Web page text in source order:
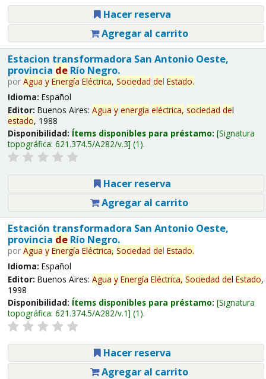
Hacer reserva
Agregar al carrito
Estacion transformadora San Antonio Oeste,
provincia deRío Negro.
por Agua y Energía Eléctrica, Sociedad del Estado.
Idioma: Español
Editor: Buenos Aires: Agua y energía eléctrica, sociedad del
estado, 1988
Disponibilidad: Ítems disponibles para préstamo: Signatura
topográfica: 621.374.5/A282/v.3 (1).
Hacer reserva
Agregar al carrito
Estación transformadora San Antonio Oeste,
provincia deRío Negro.
por Agua y Energía Eléctrica, Sociedad del Estado.
Idioma: Español
Editor: Buenos Aires: Agua y Energía Eléctrica, Sociedad del Estado,
1998
Disponibilidad: Ítems disponibles para préstamo: Signatura
topográfica: 621.374.5/A282/v.1 (1).
Hacer reserva
Agregar al carrito